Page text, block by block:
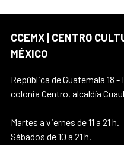
CCEMX | CENTRO
MÉXICO
República de Guatemala 18 -
colonia Centro, alcaldía
Martes a viernes de 11 a 21 h.
Sábados de 10 a 21 h.